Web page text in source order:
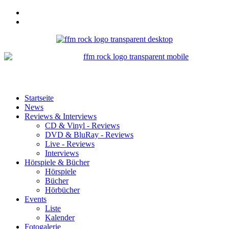
Startseite
News
Reviews & Interviews
CD & Vinyl - Reviews
DVD & BluRay - Reviews
Live - Reviews
Interviews
Hörspiele & Bücher
Hörspiele
Bücher
Hörbücher
Events
Liste
Kalender
Fotogalerie